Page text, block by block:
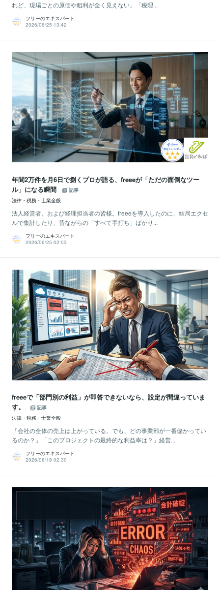
れど、現場ごとの原価や粗利が全く見えない」「税理...
フリーのエキスパート
2026/06/25 13:42
年間2万件を月6日で捌くプロが語る、freeeが「ただの面倒なツー
ル」になる瞬間
記事
法律・税務・士業全般
法人経営者、および経理担当者の皆様。freeeを導入したのに、結局エクセ
ルで集計したり、昔ながらの「すべて手打ち」ばかり...
フリーのエキスパート
2026/06/25 02:03
freeeで「部門別の利益」が即答できないなら、設定が間違っていま
す。
記事
法律・税務・士業全般
「会社の全体の売上は上がっている。でも、どの事業部が一番儲かってい
るのか？」「このプロジェクトの最終的な利益率は？」経営...
フリーのエキスパート
2026/06/18 02:30